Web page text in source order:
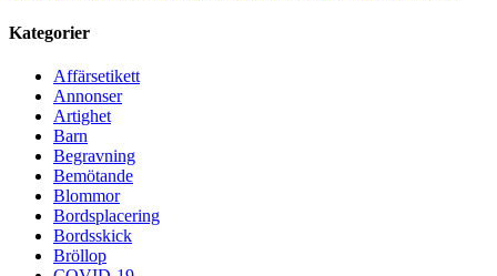
Kategorier
Affärsetikett
Annonser
Artighet
Barn
Begravning
Bemötande
Blommor
Bordsplacering
Bordsskick
Bröllop